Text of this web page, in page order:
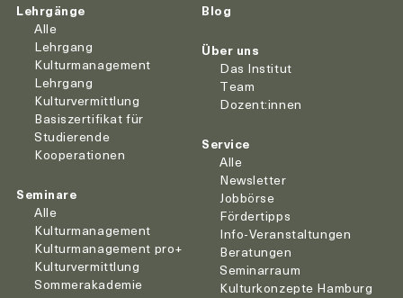
Lehrgänge
Alle
Lehrgang
Kulturmanagement
Lehrgang
Kulturvermittlung
Basiszertifikat für
Studierende
Kooperationen
Seminare
Alle
Kulturmanagement
Kulturmanagement pro+
Kulturvermittlung
Sommerakademie
Blog
Über uns
Das Institut
Team
Dozent:innen
Service
Alle
Newsletter
Jobbörse
Fördertipps
Info-Veranstaltungen
Beratungen
Seminarraum
Kulturkonzepte Hamburg